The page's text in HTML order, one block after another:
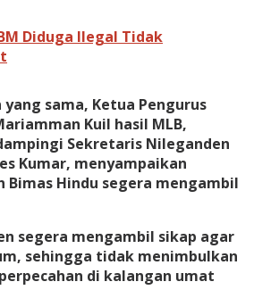
Diduga Ilegal Tidak
sama, Ketua Pengurus
Kuil hasil MLB,
Sekretaris Nileganden
Kumar, menyampaikan
Bimas Hindu segera mengambil
segera mengambil sikap agar
sehingga tidak menimbulkan
di kalangan umat